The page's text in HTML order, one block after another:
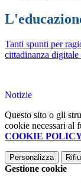
Tanti spunti per
cittadinanza
Notizie
Questo sito o gli
cookie necessari al
COOKIE
Personalizza
Gestione cookie